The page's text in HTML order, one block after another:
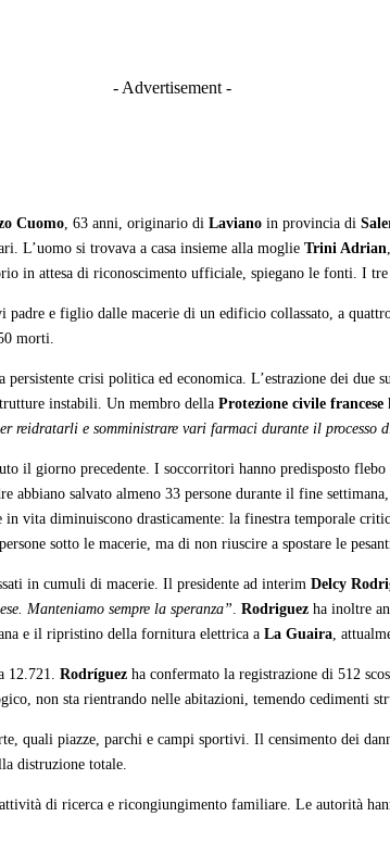
- Advertisement -
Cuomo, 63 anni, originario di Laviano in provincia di
L’uomo si trovava a casa insieme alla moglie Trini Adrian
in attesa di riconoscimento ufficiale, spiegano le fonti. I
padre e figlio dalle macerie di un edificio collassato, a
morti.
persistente crisi politica ed economica. L’estrazione dei
instabili. Un membro della Protezione civile francese
e somministrare vari farmaci durante il processo
il giorno precedente. I soccorritori hanno predisposto
abbiano salvato almeno 33 persone durante il fine
vita diminuiscono drasticamente: la finestra temporale
sotto le macerie, ma di non riuscire a spostare le
in cumuli di macerie. Il presidente ad interim Delcy
Manteniamo sempre la speranza”. Rodriguez ha inoltre
e il ripristino della fornitura elettrica a La Guaira,
12.721. Rodríguez ha confermato la registrazione di 512
non sta rientrando nelle abitazioni, temendo cedimenti
quali piazze, parchi e campi sportivi. Il censimento dei
distruzione totale.
di ricerca e ricongiungimento familiare. Le autorità